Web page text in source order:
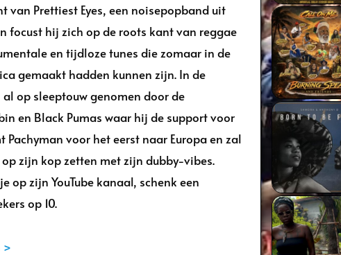
van Prettiest Eyes, een noisepopband uit
focust hij zich op de roots kant van reggae
en tijdloze tunes die zomaar in de
gemaakt hadden kunnen zijn. In de
op sleeptouw genomen door de
en Black Pumas waar hij de support voor
voor het eerst naar Europa en zal
zijn kop zetten met zijn dubby-vibes.
op zijn YouTube kanaal, schenk een
op 10.
>